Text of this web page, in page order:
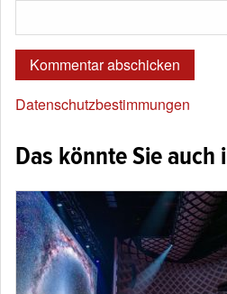
Datenschutzbestimmungen
Das könnte Sie auch